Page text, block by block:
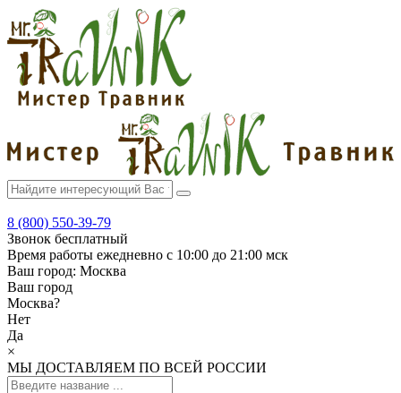
8 (800) 550-39-79
Звонок бесплатный
Время работы ежедневно с 10:00 до 21:00 мск
Ваш город: Москва
Ваш город
Москва?
Нет
Да
×
МЫ ДОСТАВЛЯЕМ ПО ВСЕЙ РОССИИ